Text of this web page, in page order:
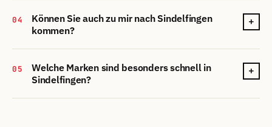
04
Können Sie auch zu mir nach Sindelfingen
kommen?
+
05
Welche Marken sind besonders schnell in
Sindelfingen?
+